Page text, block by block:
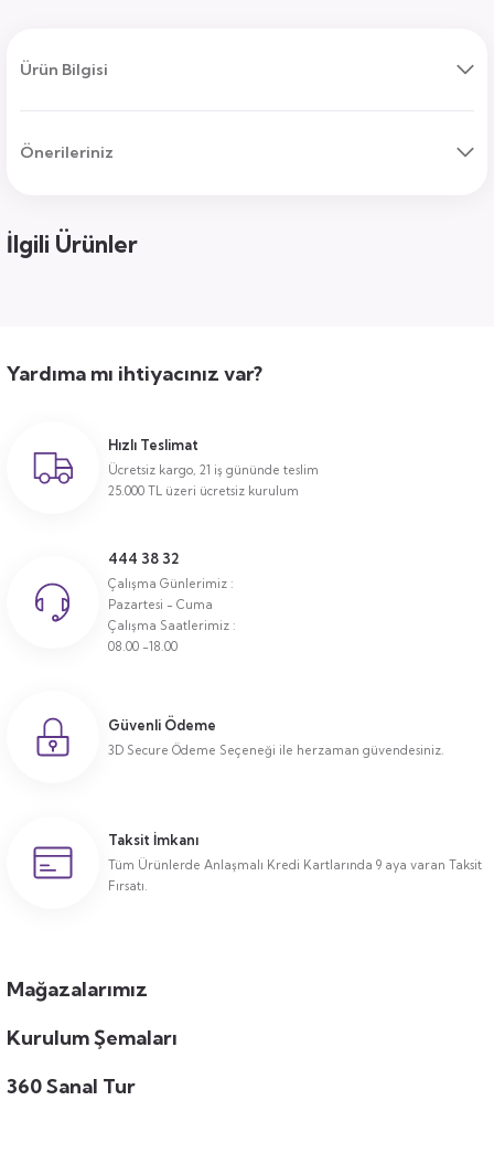
Ürün Bilgisi
Önerileriniz
İlgili Ürünler
Yardıma mı ihtiyacınız var?
Hızlı Teslimat
Ücretsiz kargo, 21 iş gününde teslim
25.000 TL üzeri ücretsiz kurulum
444 38 32
Çalışma Günlerimiz :
Pazartesi - Cuma
Çalışma Saatlerimiz :
08.00 -18.00
Güvenli Ödeme
3D Secure Ödeme Seçeneği ile herzaman güvendesiniz.
Taksit İmkanı
Tüm Ürünlerde Anlaşmalı Kredi Kartlarında 9 aya varan Taksit
Fırsatı.
Mağazalarımız
Kurulum Şemaları
360 Sanal Tur